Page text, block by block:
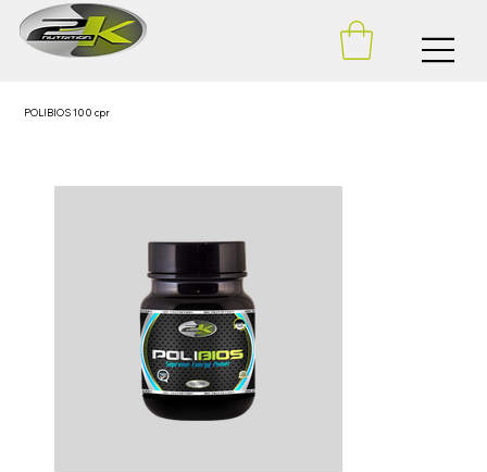
POLIBIOS 100 cpr